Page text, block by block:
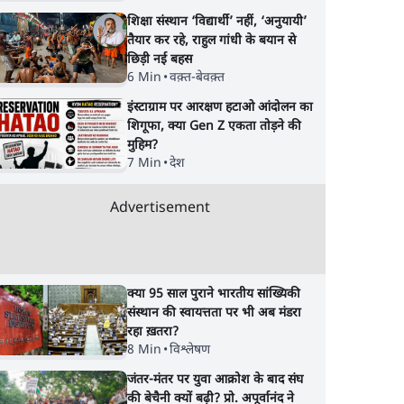
शिक्षा संस्थान ‘विद्यार्थी’ नहीं, ‘अनुयायी’
तैयार कर रहे, राहुल गांधी के बयान से
छिड़ी नई बहस
6 Min •वक़्त-बेवक़्त
इंस्टाग्राम पर आरक्षण हटाओ आंदोलन का
शिगूफा, क्या Gen Z एकता तोड़ने की
मुहिम?
7 Min •देश
Advertisement
क्या 95 साल पुराने भारतीय सांख्यिकी
संस्थान की स्वायत्तता पर भी अब मंडरा
रहा ख़तरा?
8 Min •विश्लेषण
जंतर-मंतर पर युवा आक्रोश के बाद संघ
की बेचैनी क्यों बढ़ी? प्रो. अपूर्वानंद ने